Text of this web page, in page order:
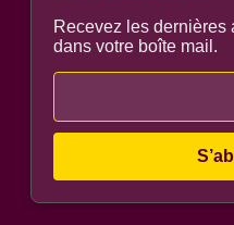
Recevez les dernières
dans votre boîte mail.